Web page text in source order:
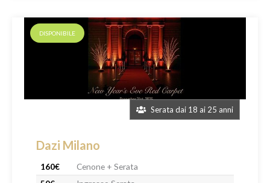
Serata dai 18 ai 25 anni
DISPONIBILE
Dazi Milano
160€
Cenone + Serata